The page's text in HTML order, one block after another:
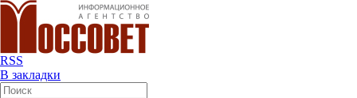
RSS
В закладки